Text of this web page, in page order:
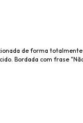
de forma
Bordada com frase